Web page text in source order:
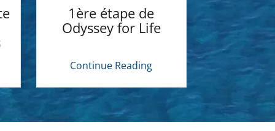
1ère étape de
Odyssey for Life
Continue Reading
1er
les